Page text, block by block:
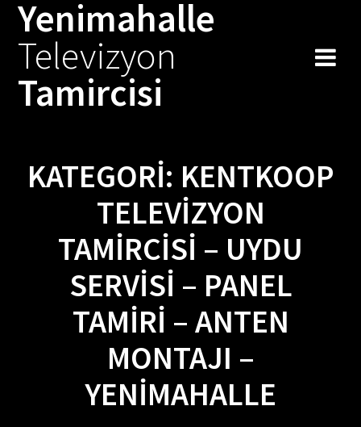
Skip
to
Yenimahalle
Televizyon
Tamircisi
KATEGORI: KENTKOOP
TELEVIZYON
TAMIRCISI – UYDU
SERVISI – PANEL
TAMIRI – ANTEN
MONTAJI –
YENIMAHALLE